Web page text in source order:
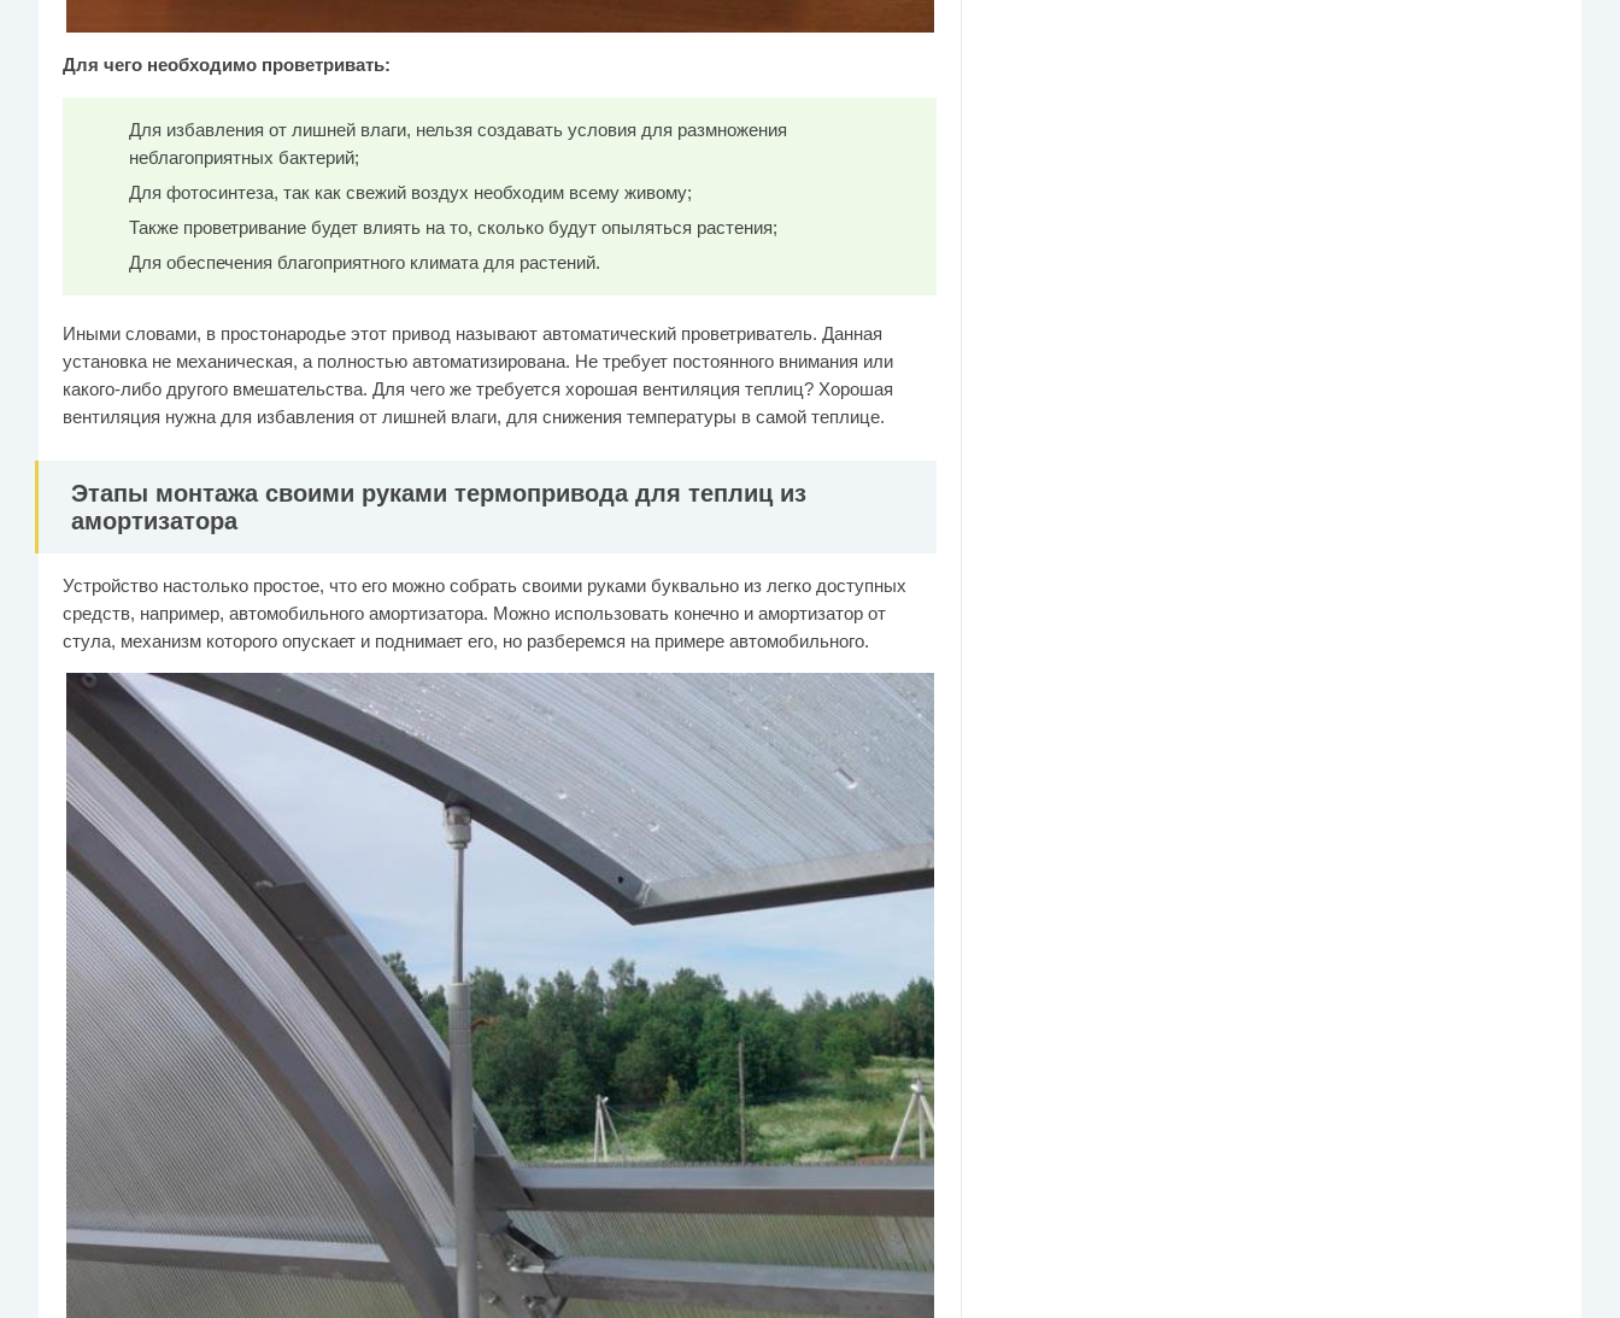
Для чего необходимо проветривать:
Для избавления от лишней влаги, нельзя создавать условия для размножения
неблагоприятных бактерий;
Для фотосинтеза, так как свежий воздух необходим всему живому;
Также проветривание будет влиять на то, сколько будут опыляться растения;
Для обеспечения благоприятного климата для растений.
Иными словами, в простонародье этот привод называют автоматический проветриватель. Данная
установка не механическая, а полностью автоматизирована. Не требует постоянного внимания или
какого-либо другого вмешательства. Для чего же требуется хорошая вентиляция теплиц? Хорошая
вентиляция нужна для избавления от лишней влаги, для снижения температуры в самой теплице.
Этапы монтажа своими руками термопривода для теплиц из
амортизатора
Устройство настолько простое, что его можно собрать своими руками буквально из легко доступных
средств, например, автомобильного амортизатора. Можно использовать конечно и амортизатор от
стула, механизм которого опускает и поднимает его, но разберемся на примере автомобильного.